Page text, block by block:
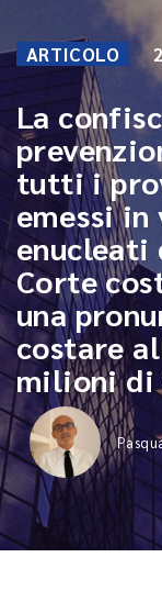
ARTICOLO
La
tutti i
emessi
enucleati
Corte
una
costare
milioni di